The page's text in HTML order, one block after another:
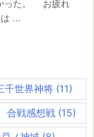
った。 お疲れ
...
千世界神将(11)
合戦感想戦(15)